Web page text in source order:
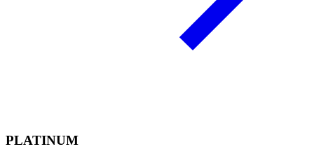
PLATINUM